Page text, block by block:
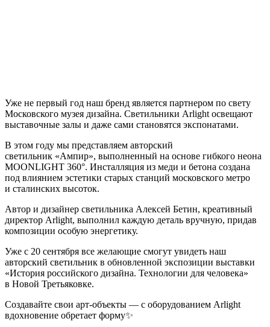
Уже не первый год наш бренд является партнером по свету
Московского музея дизайна. Светильники Arlight освещают
выставочные залы и даже сами становятся экспонатами.
В этом году мы представляем авторский
светильник «Ампир», выполненный на основе гибкого неона
MOONLIGHT 360°. Инсталляция из меди и бетона создана
под влиянием эстетики старых станций московского метро
и сталинских высоток.
Автор и дизайнер светильника Алексей Бетин, креативный
директор Arlight, выполнил каждую деталь вручную, придав
композиции особую энергетику.
Уже с 20 сентября все желающие смогут увидеть наш
авторский светильник в обновленной экспозиции выставки
«История российского дизайна. Технологии для человека»
в Новой Третьяковке.
Создавайте свои арт-объекты — с оборудованием Arlight
вдохновение обретает форму✨